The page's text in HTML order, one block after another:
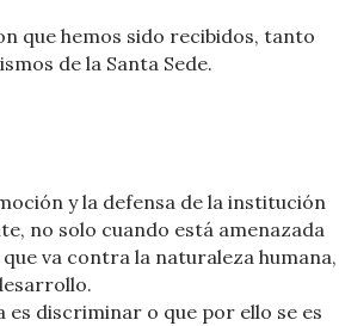
que hemos sido recibidos, tanto
de la Santa Sede.
y la defensa de la institución
no solo cuando está amenazada
va contra la naturaleza humana,
es discriminar o que por ello se es